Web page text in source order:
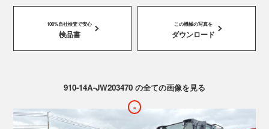
100%自社検査で安心
検品書
この機械の写真を
ダウンロード
910-14A-JW203470 の全ての画像を見る